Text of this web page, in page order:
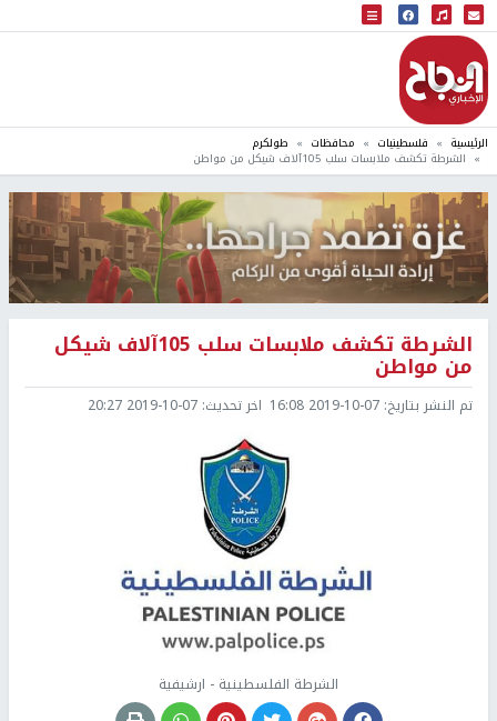
البث المباشر
إذاعة النجاح
الرئيسية فلسطينيات محافظات طولكرم
الشرطة تكشف ملابسات سلب 105آلاف شيكل من مواطن
الشرطة تكشف ملابسات سلب 105آلاف شيكل
من مواطن
تم النشر بتاريخ: 2019-10-07 16:08 اخر تحديث: 2019-10-07 20:27
الشرطة الفلسطينية - ارشيفية